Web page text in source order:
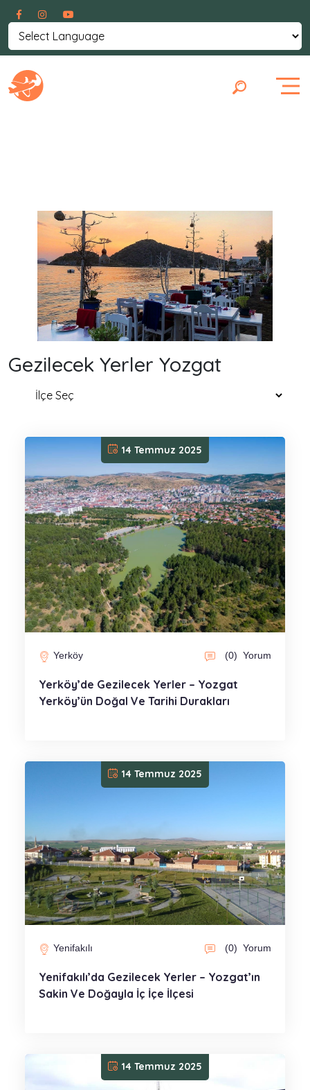
Gezilecek Yerler Yozgat
14 Temmuz 2025
Yerköy (0) Yorum
Yerköy’de Gezilecek Yerler – Yozgat
Yerköy’ün Doğal Ve Tarihi Durakları
14 Temmuz 2025
Yenifakılı (0) Yorum
Yenifakılı’da Gezilecek Yerler – Yozgat’ın
Sakin Ve Doğayla İç İçe İlçesi
14 Temmuz 2025